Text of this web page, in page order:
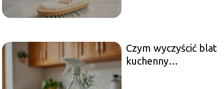
Czym wyczyścić blat
kuchenny